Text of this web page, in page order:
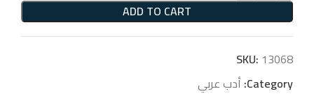
ADD TO CART
SKU: 13068
Category: أدب عربي